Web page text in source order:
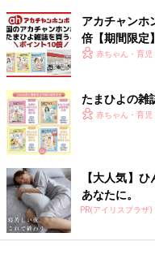
アカチャンホ
倍【期間限定】
赤ちゃん・育児
たまひよの雑
赤ちゃん・育児
【大人気】
あなたに。
PR(アイリスプラザ)